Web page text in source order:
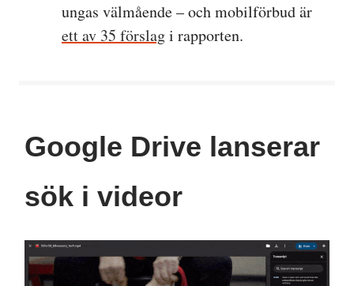
ungas välmående – och mobilförbud är
ett av 35 förslagi rapporten.
Google Drive lanserar
sök i videor